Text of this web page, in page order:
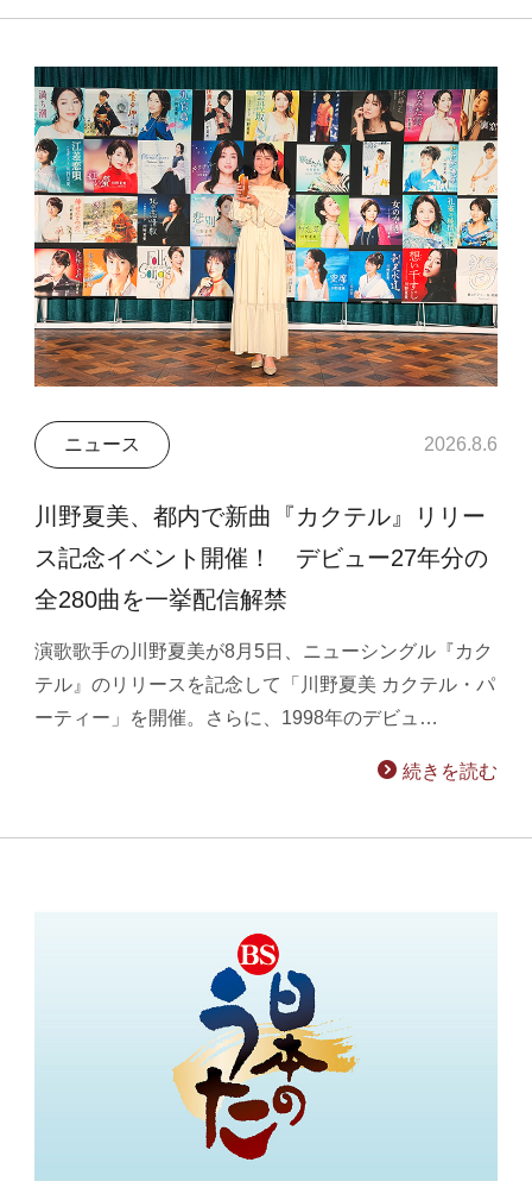
ニュース 2026.8.6
川野夏美、都内で新曲『カクテル』リリー
ス記念イベント開催！ デビュー27年分の
全280曲を一挙配信解禁
演歌歌手の川野夏美が8月5日、ニューシングル『カク
テル』のリリースを記念して「川野夏美 カクテル・パ
ーティー」を開催。さらに、1998年のデビュ…
続きを読む